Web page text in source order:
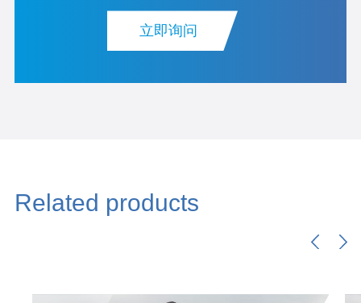
立即询问
Related products